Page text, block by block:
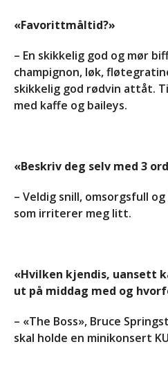
«Favorittmåltid?»
– En skikkelig god og mør
champignon, løk,
skikkelig god rødvin attåt.
med kaffe og baileys.
«Beskriv deg selv med 3
– Veldig snill, omsorgsfull
som irriterer meg litt.
«Hvilken kjendis, uansett
ut på middag med og
– «The Boss», Bruce
skal holde en minikonsert